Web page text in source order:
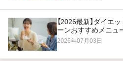
【2026最新】ダイエ
ーンおすすめメニュ
2026年07月03日